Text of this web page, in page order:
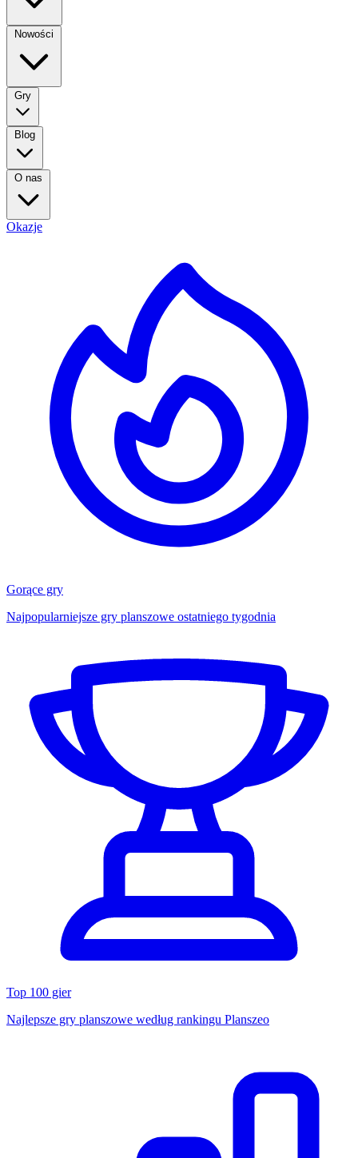
Nowości
Gry
Blog
O nas
Okazje
Gorące gry
Najpopularniejsze gry planszowe ostatniego tygodnia
Top 100 gier
Najlepsze gry planszowe według rankingu Planszeo